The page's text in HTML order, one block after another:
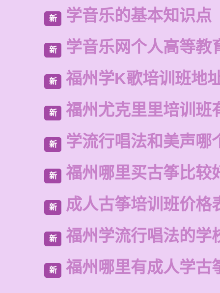
新 学音乐的基本知识点
新 学音乐网个人高等教
新 福州学K歌培训班地
新 福州尤克里里培训班
新 学流行唱法和美声哪
新 福州哪里买古筝比较
新 成人古筝培训班价格
新 福州学流行唱法的学
新 福州哪里有成人学古